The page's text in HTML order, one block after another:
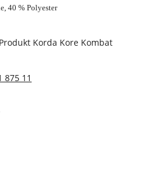
40 % Polyester
Korda Kore Kombat
875 11